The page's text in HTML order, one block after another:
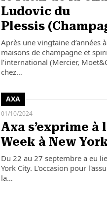
Ludovic du
Plessis
Après une vingtaine d’années
maisons de champagne et
l’international (Mercier,
chez…
AXA
01/10/2024
Axa s’exprime à
Week à New
Du 22 au 27 septembre a eu
York City. L'occasion pour
la…